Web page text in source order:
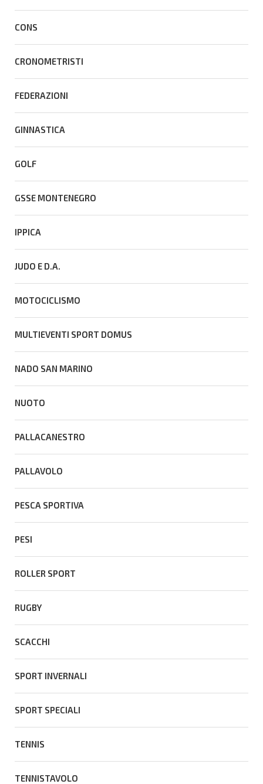
CONS
CRONOMETRISTI
FEDERAZIONI
GINNASTICA
GOLF
GSSE MONTENEGRO
IPPICA
JUDO E D.A.
MOTOCICLISMO
MULTIEVENTI SPORT DOMUS
NADO SAN MARINO
NUOTO
PALLACANESTRO
PALLAVOLO
PESCA SPORTIVA
PESI
ROLLER SPORT
RUGBY
SCACCHI
SPORT INVERNALI
SPORT SPECIALI
TENNIS
TENNISTAVOLO